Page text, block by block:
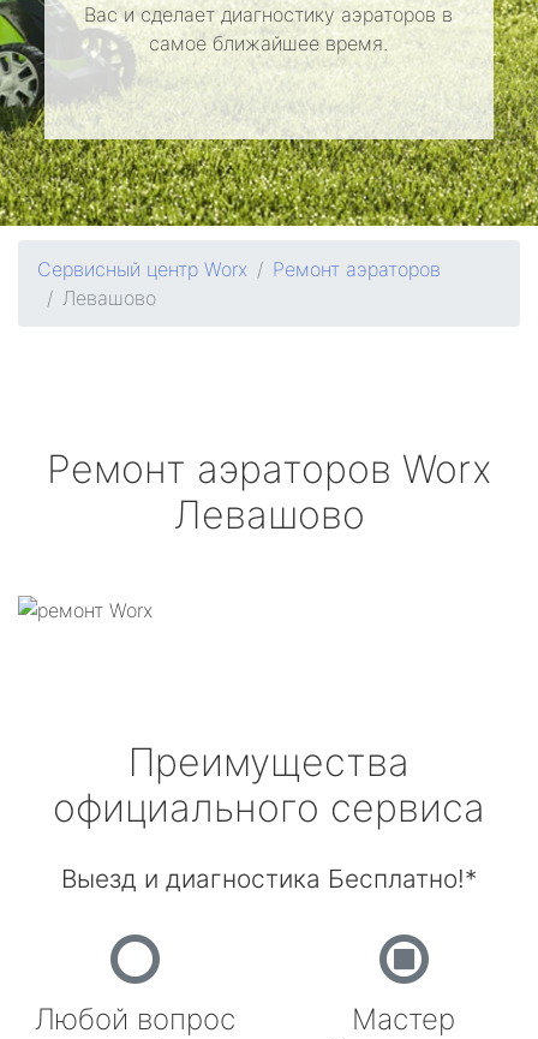
Вас и сделает диагностику аэраторов в
самое ближайшее время.
Сервисный центр Worx
Ремонт аэраторов
Левашово
Ремонт аэраторов Worx
Левашово
Преимущества
официального сервиса
Выезд и диагностика Бесплатно!*
Любой вопрос
Мастер